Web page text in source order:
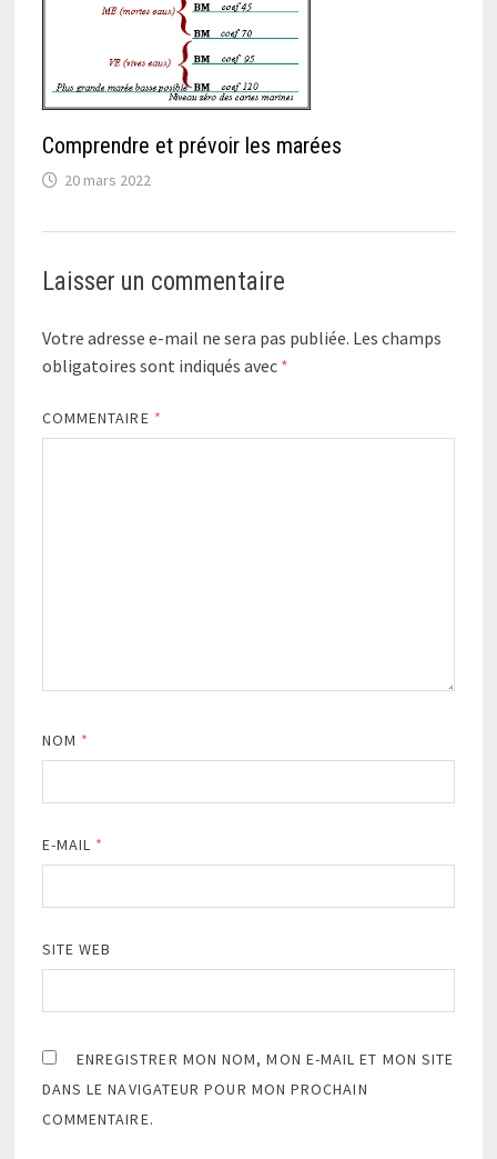
Comprendre et prévoir les marées
20 mars 2022
Laisser un commentaire
Votre adresse e-mail ne sera pas publiée. Les champs
obligatoires sont indiqués avec *
COMMENTAIRE *
NOM *
E-MAIL *
SITE WEB
ENREGISTRER MON NOM, MON E-MAIL ET MON SITE
DANS LE NAVIGATEUR POUR MON PROCHAIN
COMMENTAIRE.